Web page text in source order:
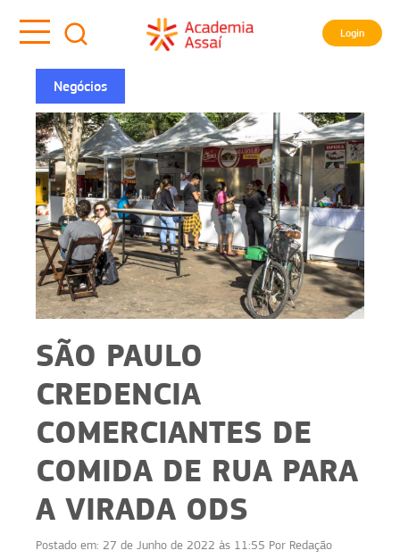
Login
Negócios
SÃO PAULO
CREDENCIA
COMERCIANTES DE
COMIDA DE RUA PARA
A VIRADA ODS
Postado em: 27 de Junho de 2022 às 11:55 Por Redação